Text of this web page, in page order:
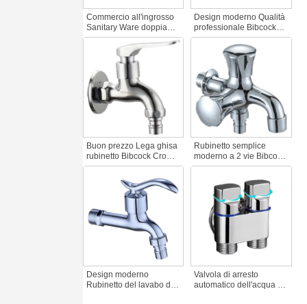
Commercio all'ingrosso
Sanitary Ware doppia
uscita acqua rubinetto
buon muro lucidato
valvola Fitting 2-Way
rubinetto accessori per
balcone
Design moderno Qualità
professionale Bibcock
pubblico Nucleo valvola
in plastica di ferro con
asta di rame zinco buona
lucidatura per uso
balcone
Buon prezzo Lega ghisa
rubinetto Bibcock Cromo
finito montato a parete in
ottone Prodotto di qualità
per gli accessori di
rubinetto dell'acqua
Rubinetto semplice
moderno a 2 vie Bibcock
Rubinetto con corpo in
ad apertura rapida a 2
fori Accessorio per
rubinetto a parete
Design moderno
Rubinetto del lavabo del
Valvola di arresto
automatico dell'acqua ad